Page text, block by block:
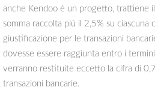
anche Kendoo è un progetto, trattiene
somma raccolta più il 2,5% su ciascuna
giustificazione per le transazioni
dovesse essere raggiunta entro i
verranno restituite eccetto la cifra di
transazioni bancarie.